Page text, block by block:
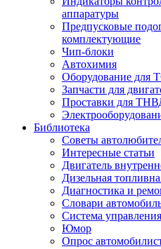
аппаратуры
Предпусковые
комплектующие
Чип-блоки
Автохимия
Оборудование для
Запчасти для
Проставки для
Библиотека
Советы
Интересные статьи
Двигатель
Дизельная
Диагностика и
Словари
Система
Юмор
Опрос